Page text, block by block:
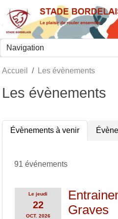
Accueil Les évènements
Les évènements
Évènements à venir
91 événements
Lejeudi
22
OCT. 2026
Graves
Panneau de gestion des cookies